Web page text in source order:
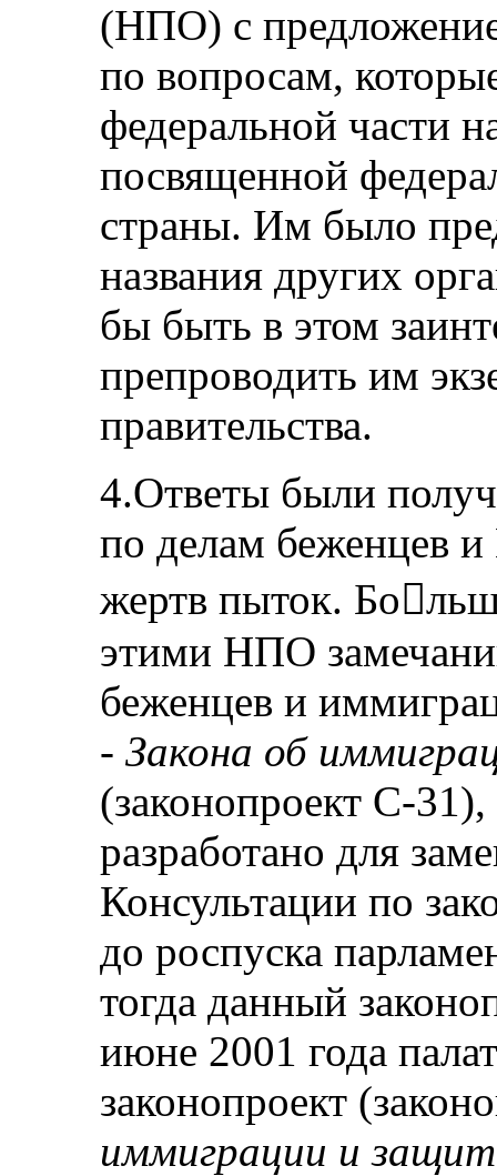
(НПО) с
по вопросам,
федеральной части
посвященной
страны. Им было
названия других
бы быть в этом
препроводить им
правительства.
4.Ответы были
по делам беженцев и
жертв пыток.
этими НПО
беженцев и
- Закона об
(законопроект С-
разработано для
Консультации по
до роспуска
тогда данный
июне 2001 года
законопроект
иммиграции и